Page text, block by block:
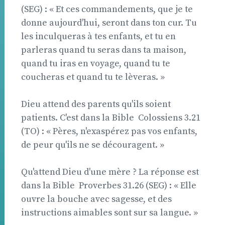
(SEG) : « Et ces commandements, que je te
donne aujourd'hui, seront dans ton cur. Tu
les inculqueras à tes enfants, et tu en
parleras quand tu seras dans ta maison,
quand tu iras en voyage, quand tu te
coucheras et quand tu te lèveras. »
Dieu attend des parents qu'ils soient
patients. C'est dans la Bible  Colossiens 3.21
(TO) : « Pères, n'exaspérez pas vos enfants,
de peur qu'ils ne se découragent. »
Qu'attend Dieu d'une mère ? La réponse est
dans la Bible  Proverbes 31.26 (SEG) : « Elle
ouvre la bouche avec sagesse, et des
instructions aimables sont sur sa langue. »